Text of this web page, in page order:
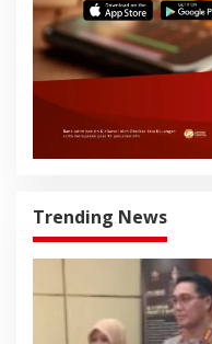
Trending News